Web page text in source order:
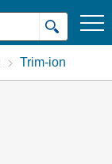
Trim-ion